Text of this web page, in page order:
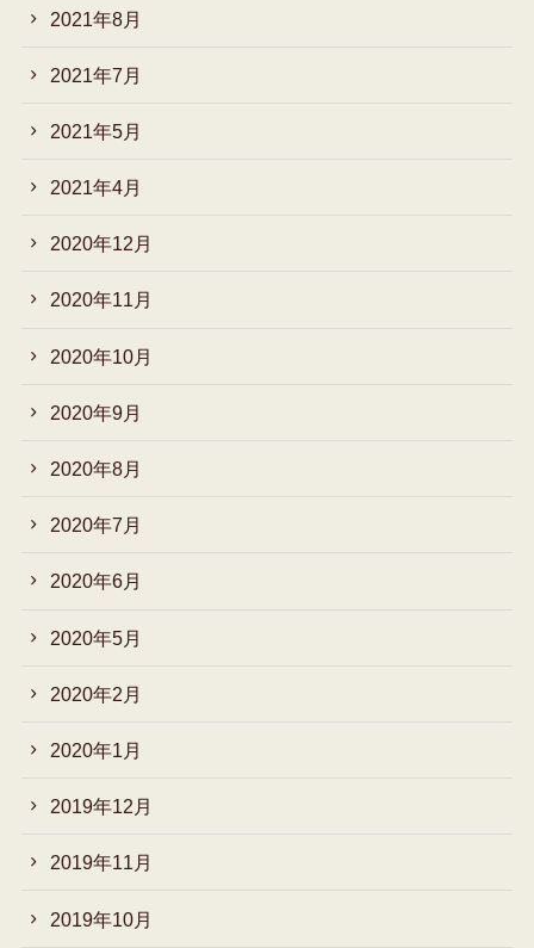
2021年8月
2021年7月
2021年5月
2021年4月
2020年12月
2020年11月
2020年10月
2020年9月
2020年8月
2020年7月
2020年6月
2020年5月
2020年2月
2020年1月
2019年12月
2019年11月
2019年10月